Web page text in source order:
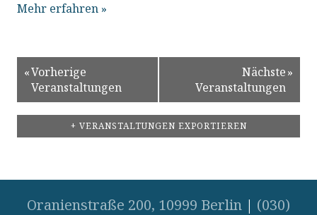
Mehr erfahren »
«Vorherige
Veranstaltungen
Nächste
Veranstaltungen
»
+ VERANSTALTUNGEN EXPORTIEREN
Oranienstraße 200, 10999 Berlin | (030)